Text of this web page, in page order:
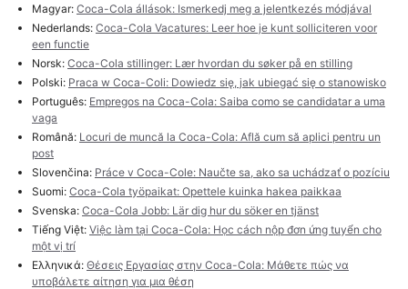
Magyar: Coca-Cola állások: Ismerkedj meg a jelentkezés módjával
Nederlands: Coca-Cola Vacatures: Leer hoe je kunt solliciteren voor
een functie
Norsk: Coca-Cola stillinger: Lær hvordan du søker på en stilling
Polski: Praca w Coca-Coli: Dowiedz się, jak ubiegać się o stanowisko
Português: Empregos na Coca-Cola: Saiba como se candidatar a uma
vaga
Română: Locuri de muncă la Coca-Cola: Află cum să aplici pentru un
post
Slovenčina: Práce v Coca-Cole: Naučte sa, ako sa uchádzať o pozíciu
Suomi: Coca-Cola työpaikat: Opettele kuinka hakea paikkaa
Svenska: Coca-Cola Jobb: Lär dig hur du söker en tjänst
Tiếng Việt: Việc làm tại Coca-Cola: Học cách nộp đơn ứng tuyển cho
một vị trí
Ελληνικά: Θέσεις Εργασίας στην Coca-Cola: Μάθετε πώς να
υποβάλετε αίτηση για μια θέση